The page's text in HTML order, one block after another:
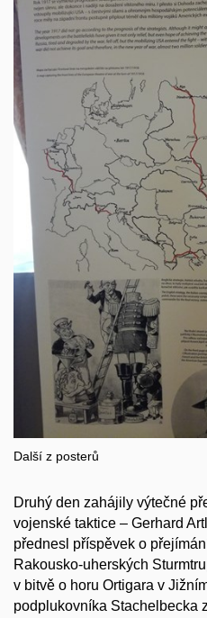
Další z posterů
Druhý den zahájily výtečné
vojenské taktice – Gerhard
přednesl příspěvek o
Rakousko-uherských
v bitvě o horu Ortigara v
podplukovníka Stachelbecka